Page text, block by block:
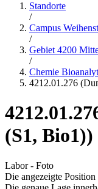
Standorte
/
Campus
/
Gebiet 4200
/
Chemie
4212.01.276
(S1, Bio1))
Labor - Foto
Die angezeigte